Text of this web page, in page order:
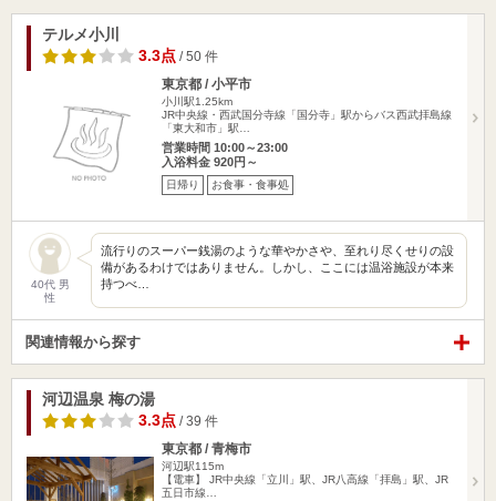
テルメ小川
3.3点 / 50 件
東京都 / 小平市
小川駅1.25km
JR中央線・西武国分寺線「国分寺」駅からバス西武拝島線
「東大和市」駅…
営業時間 10:00～23:00
入浴料金 920円～
日帰り お食事・食事処
40代 男
性
流行りのスーパー銭湯のような華やかさや、至れり尽くせりの設
備があるわけではありません。しかし、ここには温浴施設が本来
持つべ…
関連情報から探す
河辺温泉 梅の湯
3.3点 / 39 件
東京都 / 青梅市
河辺駅115m
【電車】 JR中央線「立川」駅、JR八高線「拝島」駅、JR
五日市線…